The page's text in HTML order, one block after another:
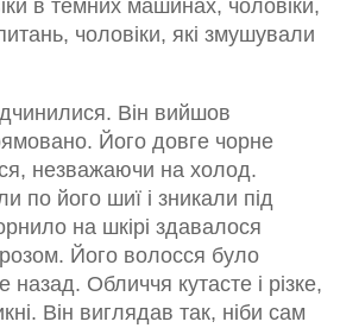
в темних машинах, чоловіки,
чоловіки, які змушували
Він вийшов
Його довге чорне
незважаючи на холод.
по його шиї і зникали під
на шкірі здавалося
Його волосся було
назад. Обличчя кутасте і різке,
Він виглядав так, ніби сам